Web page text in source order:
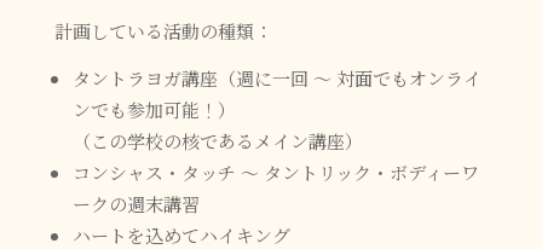
計画している活動の種類：
タントラヨガ講座（週に一回 ～ 対面でもオンライ
ンでも参加可能！）
（この学校の核であるメイン講座）
コンシャス・タッチ ～ タントリック・ボディーワ
ークの週末講習
ハートを込めてハイキング